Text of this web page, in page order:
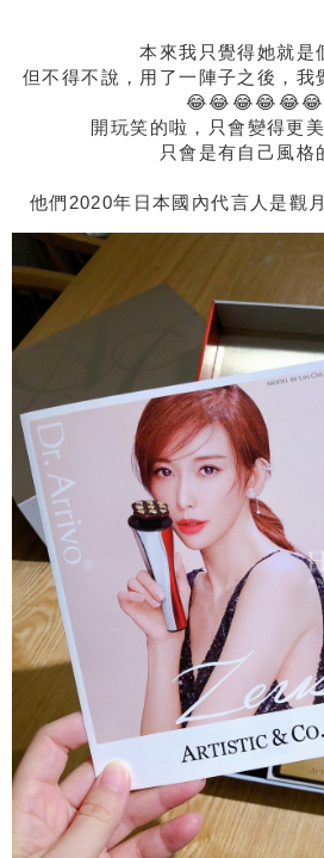
本來我只覺得她就是
但不得不說，用了一陣子之後，我
開玩笑的啦，只會變得更
只會是有自己風格
他們2020年日本國內代言人是觀